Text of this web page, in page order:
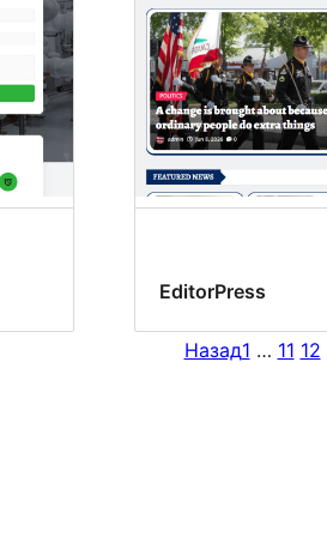
EditorPress
Назад1 … 11 12